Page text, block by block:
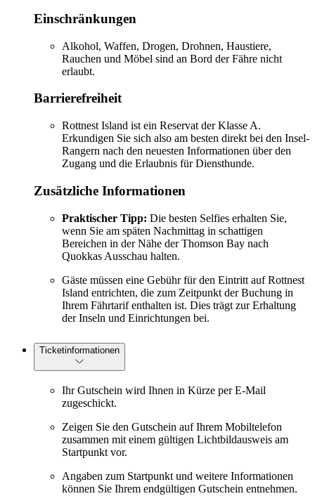
Einschränkungen
Alkohol, Waffen, Drogen, Drohnen, Haustiere,
Rauchen und Möbel sind an Bord der Fähre nicht
erlaubt.
Barrierefreiheit
Rottnest Island ist ein Reservat der Klasse A.
Erkundigen Sie sich also am besten direkt bei den Insel-
Rangern nach den neuesten Informationen über den
Zugang und die Erlaubnis für Diensthunde.
Zusätzliche Informationen
Praktischer Tipp: Die besten Selfies erhalten Sie,
wenn Sie am späten Nachmittag in schattigen
Bereichen in der Nähe der Thomson Bay nach
Quokkas Ausschau halten.
Gäste müssen eine Gebühr für den Eintritt auf Rottnest
Island entrichten, die zum Zeitpunkt der Buchung in
Ihrem Fährtarif enthalten ist. Dies trägt zur Erhaltung
der Inseln und Einrichtungen bei.
Ticketinformationen
Ihr Gutschein wird Ihnen in Kürze per E-Mail
zugeschickt.
Zeigen Sie den Gutschein auf Ihrem Mobiltelefon
zusammen mit einem gültigen Lichtbildausweis am
Startpunkt vor.
Angaben zum Startpunkt und weitere Informationen
können Sie Ihrem endgültigen Gutschein entnehmen.